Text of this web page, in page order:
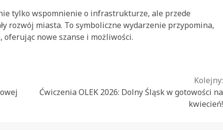
tylko wspomnienie o infrastrukturze, ale przede
rozwój miasta. To symboliczne wydarzenie przypomina,
oferując nowe szanse i możliwości.
Kolejny:
Ćwiczenia OLEK 2026: Dolny Śląsk w gotowości na
kwiecień!